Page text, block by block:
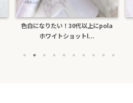
色白になりたい！30代以上にpola
ホワイトショットl...